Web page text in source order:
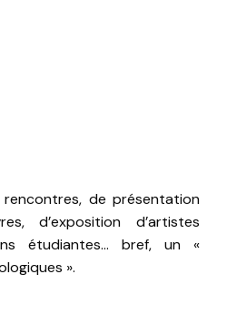
de présentation
d’exposition d’artistes
étudiantes… bref, un «
».